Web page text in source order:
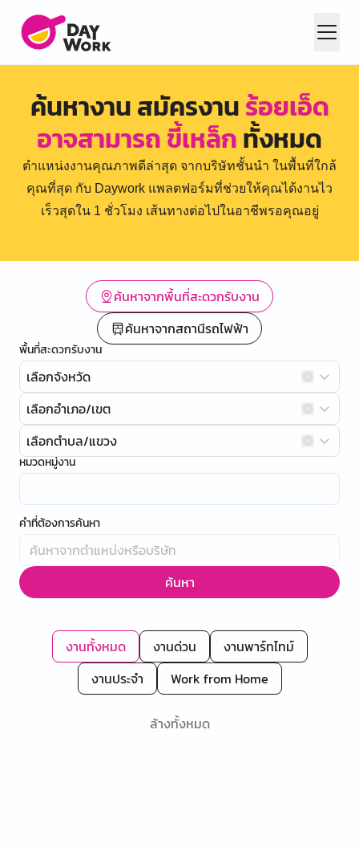
ค้นหางาน สมัครงานร้อยเอ็ด
อาจสามารถ ขี้เหล็กทั้งหมด
ตำแหน่งงานคุณภาพดีล่าสุด จากบริษัทชั้นนำ ในพื้นที่ใกล้
คุณที่สุด กับ Daywork แพลตฟอร์มที่ช่วยให้คุณได้งานไว
เร็วสุดใน 1 ชั่วโมง เส้นทางต่อไปในอาชีพรอคุณอยู่
ค้นหาจากพื้นที่สะดวกรับงาน
ค้นหาจากสถานีรถไฟฟ้า
พื้นที่สะดวกรับงาน
เลือกจังหวัด
เลือกอำเภอ/เขต
เลือกตำบล/แขวง
หมวดหมู่งาน
คำที่ต้องการค้นหา
ค้นหา
งานทั้งหมด งานด่วน
งานพาร์ทไทม์
งานประจำ
Work from Home
ล้างทั้งหมด